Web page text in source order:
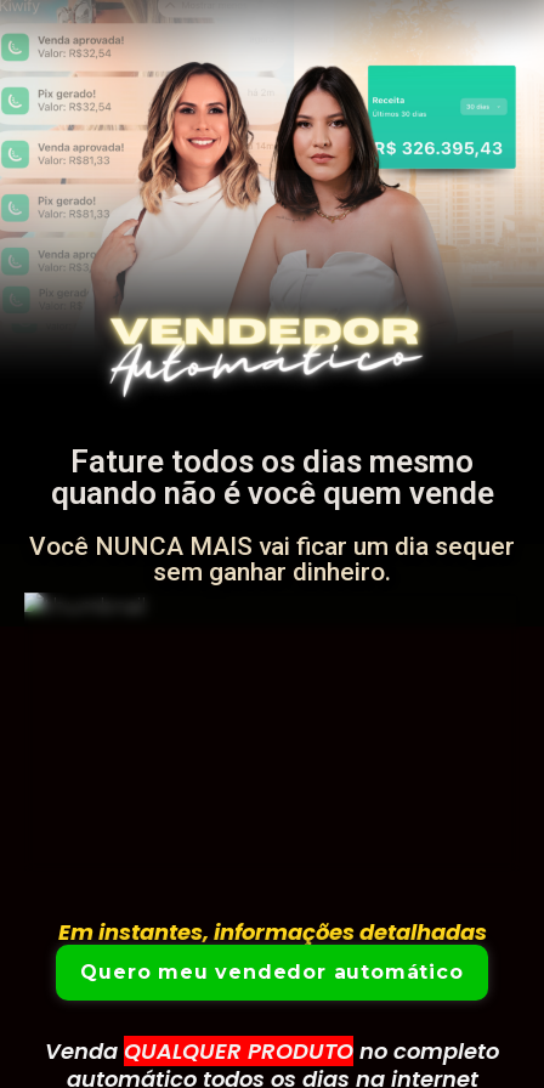
Fature todos os dias mesmo
quando não é você quem vende
Você NUNCA MAIS vai ficar um dia sequer
sem ganhar dinheiro.
Em instantes, informações detalhadas
irão aparecer aqui abaixo:
Quero meu vendedor automático
Venda QUALQUER PRODUTO no completo
automático todos os dias na internet